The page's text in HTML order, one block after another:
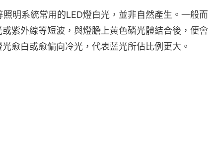
照明系統常用的LED燈白光，並非自然產生。一般而
紫外線等短波，與燈膽上黃色磷光體結合後，便會
愈白或愈偏向冷光，代表藍光所佔比例更大。